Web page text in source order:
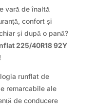
vară de înaltă
confort și
și după o pană?
225/40R18 92Y
runflat de
remarcabile ale
de conducere